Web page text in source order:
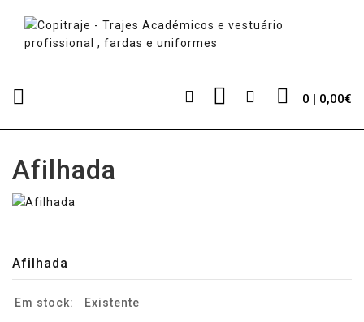
0 | 0,00€
Afilhada
Afilhada
Em stock: Existente